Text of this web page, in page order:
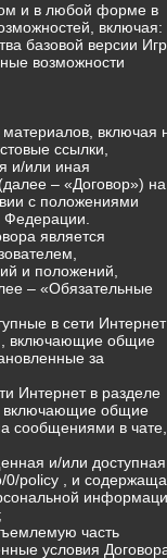
и в любой форме в
включая:
базовой версии
возможности
включая
ссылки,
и/или иная
– «Договор») на
с положениями
Федерации.
является
и положений,
– «Обязательные
в сети Интернет
, включающие общие
за
Интернет в разделе
включающие общие
сообщениями в чате,
и/или
0/policy , и
часть
условия